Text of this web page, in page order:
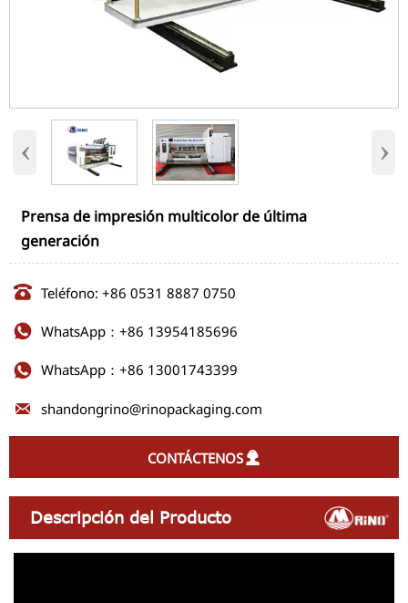
‹ ›
Prensa de impresión multicolor de última
generación
 Teléfono: +86 0531 8887 0750
 WhatsApp：+86 13954185696
 WhatsApp：+86 13001743399
 shandongrino@rinopackaging.com
CONTÁCTENOS
Descripción del Producto